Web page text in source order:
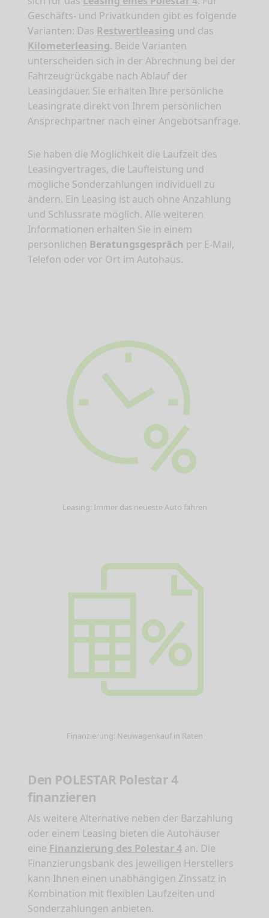
Geschäfts- und Privatkunden gibt es folgende
Varianten: Das Restwertleasing und das
Kilometerleasing. Beide Varianten
unterscheiden sich in der Abrechnung bei der
Fahrzeugrückgabe nach Ablauf der
Leasingdauer. Sie erhalten Ihre persönliche
Leasingrate direkt von Ihrem persönlichen
Ansprechpartner nach einer Angebotsanfrage.
Sie haben die Möglichkeit die Laufzeit des
Leasingvertrages, die Laufleistung und
mögliche Sonderzahlungen individuell zu
ändern. Ein Leasing ist auch ohne Anzahlung
und Schlussrate möglich. Alle weiteren
Informationen erhalten Sie in einem
persönlichen Beratungsgespräch per E-Mail,
Telefon oder vor Ort im Autohaus.
Leasing: Immer das neueste Auto fahren
Finanzierung: Neuwagenkauf in Raten
Den POLESTAR Polestar 4
finanzieren
Als weitere Alternative neben der Barzahlung
oder einem Leasing bieten die Autohäuser
eine Finanzierung des Polestar 4 an. Die
Finanzierungsbank des jeweiligen Herstellers
kann Ihnen einen unabhängigen Zinssatz in
Kombination mit flexiblen Laufzeiten und
Sonderzahlungen anbieten.